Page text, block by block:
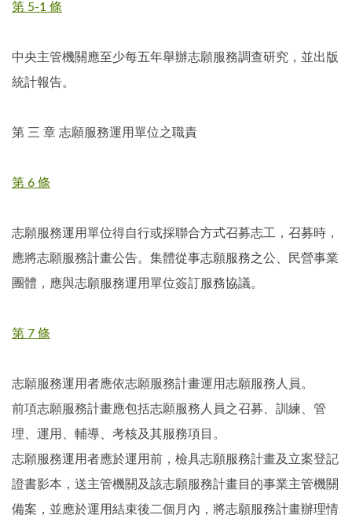
第 5-1 條
中央主管機關應至少每五年舉辦志願服務調查研究，並出版
統計報告。
第 三 章 志願服務運用單位之職責
第 6 條
志願服務運用單位得自行或採聯合方式召募志工，召募時，
應將志願服務計畫公告。集體從事志願服務之公、民營事業
團體，應與志願服務運用單位簽訂服務協議。
第 7 條
志願服務運用者應依志願服務計畫運用志願服務人員。
前項志願服務計畫應包括志願服務人員之召募、訓練、管
理、運用、輔導、考核及其服務項目。
志願服務運用者應於運用前，檢具志願服務計畫及立案登記
證書影本，送主管機關及該志願服務計畫目的事業主管機關
備案，並應於運用結束後二個月內，將志願服務計畫辦理情